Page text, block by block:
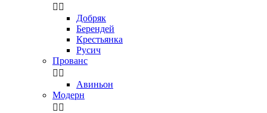
 
Добряк
Берендей
Крестьянка
Русич
Прованс
 
Авиньон
Модерн
 